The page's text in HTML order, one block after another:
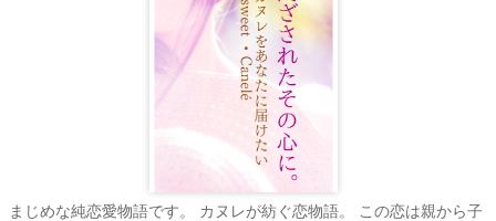
まじめな純恋愛物語です。 カヌレが紡ぐ恋物語。 この恋は親から子